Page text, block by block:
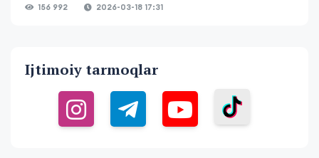
156 992 2026-03-18 17:31
Ijtimoiy tarmoqlar